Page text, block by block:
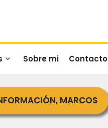
Sobre mi Contacto
MARCOS